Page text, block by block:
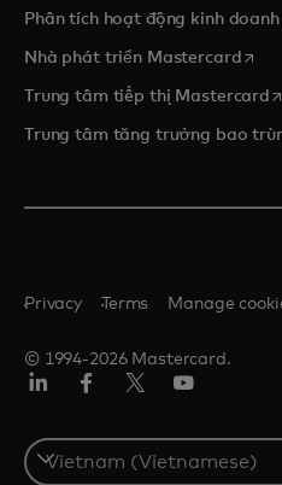
Phân tích hoạt động kinh
Nhà phát triển Mastercard
Trung tâm tiếp thị Mastercard
Trung tâm tăng trưởng bao
© 1994-2026 Mastercard.
Privacy Terms Manage
Select
a